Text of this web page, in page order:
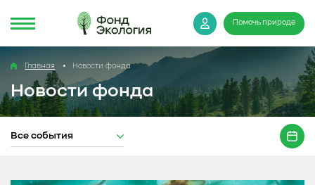
Помочь природе
Главная Новости фонда
Новости фонда
Все события